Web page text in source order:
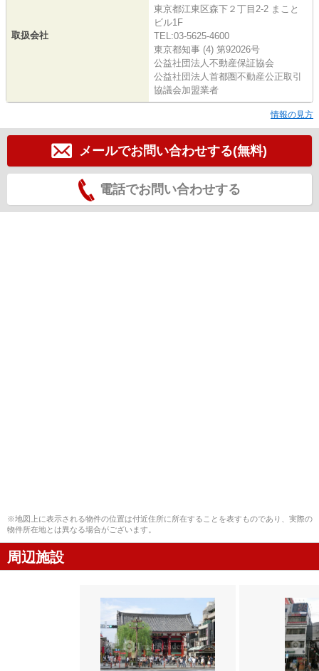
取扱会社
東京都江東区森下２丁目2-2 まこと
ビル1F
TEL:03-5625-4600
東京都知事 (4) 第92026号
公益社団法人不動産保証協会
公益社団法人首都圏不動産公正取引
協議会加盟業者
情報の見方
メールでお問い合わせする(無料)
電話でお問い合わせする
※地図上に表示される物件の位置は付近住所に所在することを表すものであり、実際の
物件所在地とは異なる場合がございます。
周辺施設